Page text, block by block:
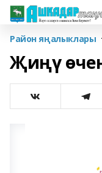
Район яңалыклары
Җиңү